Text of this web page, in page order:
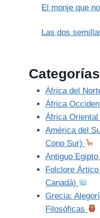
El monje que
Las dos
Categorías
África del
África
África Oriental
América del
Cono Sur)
Antiguo Egipto
Folclore
Canadá)
Grecia:
Filosóficas